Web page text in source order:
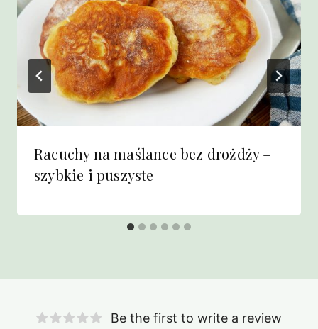
Racuchy na maślance bez drożdży –
szybkie i puszyste
Be the first to write a review